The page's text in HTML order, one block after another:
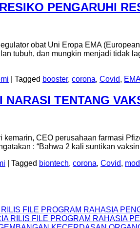
PENGARUHI
obat Uni Eropa EMA
tubuh, dan mungkin menjadi
Tagged booster, corona, Covid,
TENTANG
CEO perusahaan farmasi
: “Bahwa 2 kali suntikan
Tagged biontech, corona, Covid,
FILE PROGRAM RAHASIA
RILIS FILE PROGRAM RAHASIA